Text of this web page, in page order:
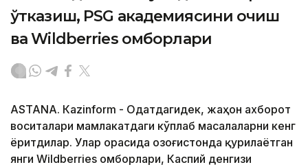
ўтказиш, PSG академиясини очиш
ва Wildberries омборлари
ASTANА. Кazinform - Одатдагидек, жаҳон ахборот
воситалари мамлакатдаги кўплаб масалаларни кенг
ёритдилар. Улар орасида Қозоғистонда қурилаётган
янги Wildberries омборлари, Каспий денгизи